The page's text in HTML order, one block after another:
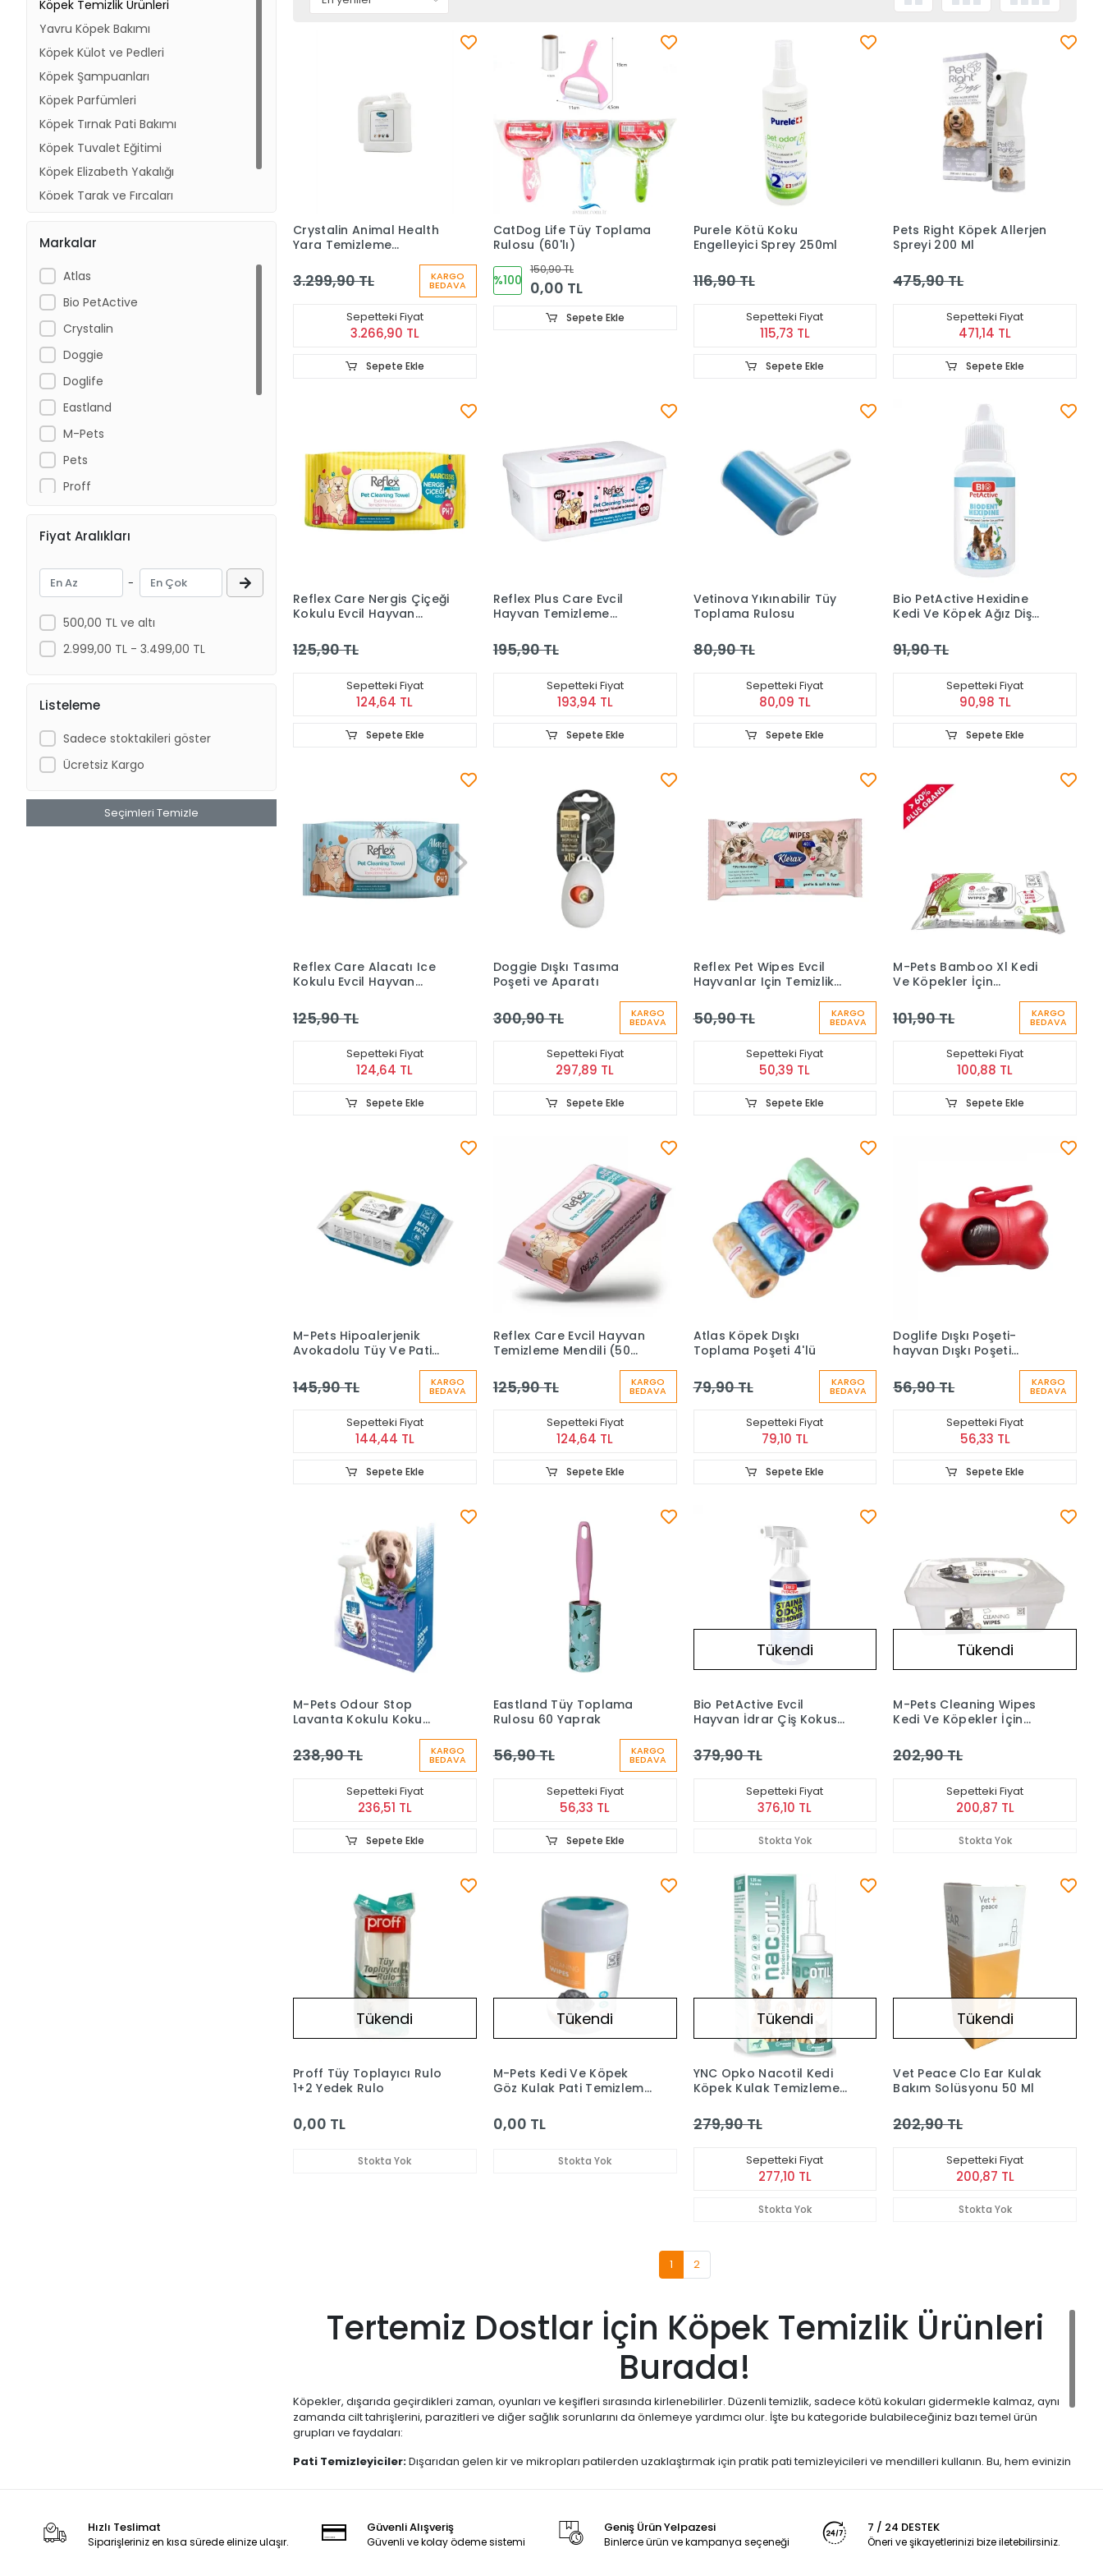
Köpek Temizlik Ürünleri
Yavru Köpek Bakımı
Köpek Külot ve Pedleri
Köpek Şampuanları
Köpek Parfümleri
Köpek Tırnak Pati Bakımı
Köpek Tuvalet Eğitimi
Köpek Elizabeth Yakalığı
Köpek Tarak ve Fırçaları
Markalar
Atlas
Bio PetActive
Crystalin
Doggie
Doglife
Eastland
M-Pets
Pets
Proff
Reflex
Reflex Plus
Vet Peace
Vetinova
Ync
Fiyat Aralıkları
-
500,00 TL ve altı
2.999,00 TL - 3.499,00 TL
Listeleme
Sadece stoktakileri göster
Ücretsiz Kargo
Seçimleri Temizle
Crystalin Animal Health
Yara Temizleme
3.299,90 TL KARGO
BEDAVA
Sepetteki Fiyat
3.266,90 TL
Sepete Ekle
CatDog Life Tüy Toplama
Rulosu (60'lı)
%100
150,90 TL
0,00 TL
Sepete Ekle
Purele Kötü Koku
Engelleyici Sprey 250ml
116,90 TL
Sepetteki Fiyat
115,73 TL
Sepete Ekle
Pets Right Köpek Allerjen
Spreyi 200 Ml
475,90 TL
Sepetteki Fiyat
471,14 TL
Sepete Ekle
Reflex Care Nergis Çiçeği
Kokulu Evcil Hayvan
125,90 TL
Sepetteki Fiyat
124,64 TL
Sepete Ekle
Reflex Plus Care Evcil
Hayvan Temizleme
195,90 TL
Sepetteki Fiyat
193,94 TL
Sepete Ekle
Vetinova Yıkınabilir Tüy
Toplama Rulosu
80,90 TL
Sepetteki Fiyat
80,09 TL
Sepete Ekle
Bio PetActive Hexidine
Kedi Ve Köpek Ağız Diş
91,90 TL
Sepetteki Fiyat
90,98 TL
Sepete Ekle
Reflex Care Alacatı Ice
Kokulu Evcil Hayvan
125,90 TL
Sepetteki Fiyat
124,64 TL
Sepete Ekle
Doggie Dışkı Tasıma
Poşeti ve Aparatı
300,90 TL KARGO
BEDAVA
Sepetteki Fiyat
297,89 TL
Sepete Ekle
Reflex Pet Wipes Evcil
Hayvanlar Için Temizlik
50,90 TL KARGO
BEDAVA
Sepetteki Fiyat
50,39 TL
Sepete Ekle
M-Pets Bamboo Xl Kedi
Ve Köpekler İçin
101,90 TL KARGO
BEDAVA
Sepetteki Fiyat
100,88 TL
Sepete Ekle
M-Pets Hipoalerjenik
Avokadolu Tüy Ve Pati
145,90 TL KARGO
BEDAVA
Sepetteki Fiyat
144,44 TL
Sepete Ekle
Reflex Care Evcil Hayvan
Temizleme Mendili (50
125,90 TL KARGO
BEDAVA
Sepetteki Fiyat
124,64 TL
Sepete Ekle
Atlas Köpek Dışkı
Toplama Poşeti 4'lü
79,90 TL KARGO
BEDAVA
Sepetteki Fiyat
79,10 TL
Sepete Ekle
Doglife Dışkı Poşeti-
hayvan Dışkı Poşeti
56,90 TL KARGO
BEDAVA
Sepetteki Fiyat
56,33 TL
Sepete Ekle
M-Pets Odour Stop
Lavanta Kokulu Koku
(500 ml)
238,90 TL KARGO
BEDAVA
Sepetteki Fiyat
236,51 TL
Sepete Ekle
Eastland Tüy Toplama
Rulosu 60 Yaprak
56,90 TL KARGO
BEDAVA
Sepetteki Fiyat
56,33 TL
Sepete Ekle
Tükendi
Bio PetActive Evcil
Hayvan İdrar Çiş Kokusu
490 ml
379,90 TL
Sepetteki Fiyat
376,10 TL
Stokta Yok
Tükendi
M-Pets Cleaning Wipes
Kedi Ve Köpekler İçin
202,90 TL
Sepetteki Fiyat
200,87 TL
Stokta Yok
Tükendi
Proff Tüy Toplayıcı Rulo
1+2 Yedek Rulo
0,00 TL
Stokta Yok
Tükendi
M-Pets Kedi Ve Köpek
Göz Kulak Pati Temizleme
0,00 TL
Stokta Yok
Tükendi
YNC Opko Nacotil Kedi
Köpek Kulak Temizleme
279,90 TL
Sepetteki Fiyat
277,10 TL
Stokta Yok
Tükendi
Vet Peace Clo Ear Kulak
Bakım Solüsyonu 50 Ml
202,90 TL
Sepetteki Fiyat
200,87 TL
Stokta Yok
1 2
Tertemiz Dostlar İçin Köpek Temizlik Ürünleri
Burada!
Köpekler, dışarıda geçirdikleri zaman, oyunları ve keşifleri sırasında kirlenebilirler. Düzenli temizlik, sadece kötü kokuları gidermekle kalmaz, aynı
zamanda cilt tahrişlerini, parazitleri ve diğer sağlık sorunlarını da önlemeye yardımcı olur. İşte bu kategoride bulabileceğiniz bazı temel ürün
grupları ve faydaları:
Pati Temizleyiciler:Dışarıdan gelen kir ve mikropları patilerden uzaklaştırmak için pratik pati temizleyicileri ve mendilleri kullanın. Bu, hem evinizin
Köpeğinizin temiz, bakımlı ve sağlıklı olması, onun yaşam kalitesini doğrudan etkiler. Kategorimizi keşfederek, köpeğinizin özel ihtiyaçlarına uygun
en iyi temizlik ürünlerini bulun ve ona hak ettiği özeni gösterin. Unutmayın, temiz bir köpek, mutlu bir köpektir!
Hızlı Teslimat
Siparişleriniz en kısa sürede elinize ulaşır.
Güvenli Alışveriş
Güvenli ve kolay ödeme sistemi
Geniş Ürün Yelpazesi
Binlerce ürün ve kampanya seçeneği
7 / 24 DESTEK
Öneri ve şikayetlerinizi bize iletebilirsiniz.